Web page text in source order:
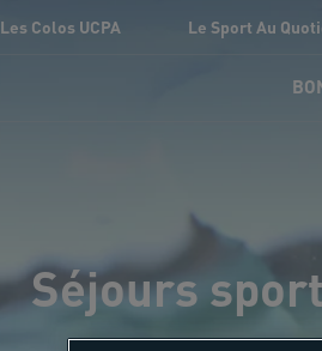
Les Colos UCPA Le Sport Au
Séjours